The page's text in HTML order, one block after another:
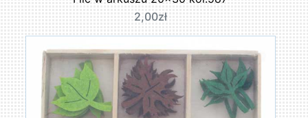
2,00zł